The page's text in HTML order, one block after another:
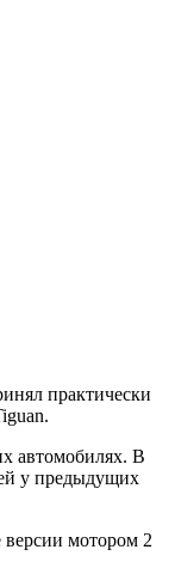
практически
автомобилях. В
у предыдущих
версии мотором 2